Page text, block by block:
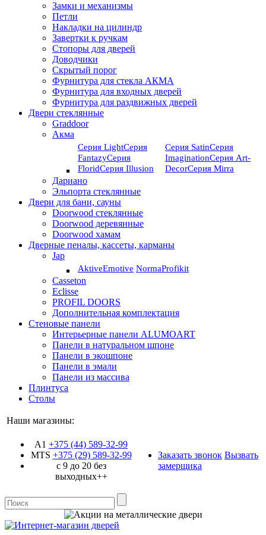
Замки и механизмы
Петли
Накладки на цилиндр
Завертки к ручкам
Стопоры для дверей
Доводчики
Скрытый порог
Фурнитура для стекла АКМА
Фурнитура для входных дверей
Фурнитура для раздвижных дверей
Двери стеклянные
Graddoor
Акма
Серия LightСерия
FantazyСерия
FloridСерия Illusion
Серия SatinСерия
ImaginationСерия Art-
DeсorСерия Mirra
Дариано
Эльпорта стеклянные
Двери для бани, сауны
Doorwood стеклянные
Doorwood деревянные
Doorwood хамам
Дверные пеналы, кассеты, карманы
Jap
AktiveEmotive NormaProfikit
Casseton
Eclisse
PROFIL DOORS
Дополнительная комплектация
Стеновые панели
Интерьерные панели ALUMOART
Панели в натуральном шпоне
Панели в экошпоне
Панели в эмали
Панели из массива
Плинтуса
Столы
Наши магазины:
A1 +375 (44) 589-32-99
MTS +375 (29)589-32-99
с 9 до 20 без
выходных++
Заказать звонок Вызвать
замерщика